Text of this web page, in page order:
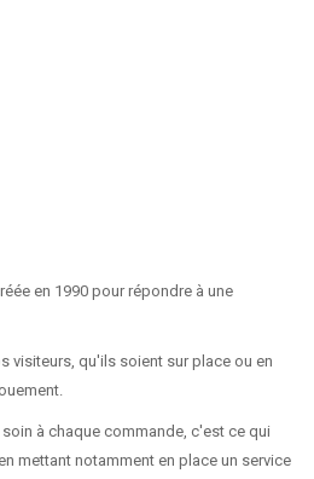
en 1990 pour répondre à une
visiteurs, qu'ils soient sur place ou en
à chaque commande, c'est ce qui
mettant notamment en place un service